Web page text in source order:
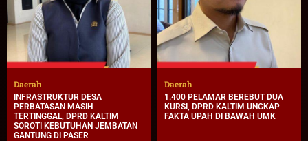
Daerah
INFRASTRUKTUR DESA
PERBATASAN MASIH
TERTINGGAL, DPRD KALTIM
SOROTI KEBUTUHAN JEMBATAN
GANTUNG DI PASER
Daerah
1.400 PELAMAR BEREBUT DUA
KURSI, DPRD KALTIM UNGKAP
FAKTA UPAH DI BAWAH UMK